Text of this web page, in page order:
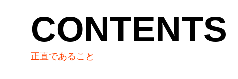
CONTENTS
正直であること